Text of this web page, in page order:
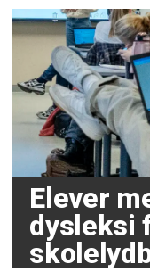
Elever
dysleksi